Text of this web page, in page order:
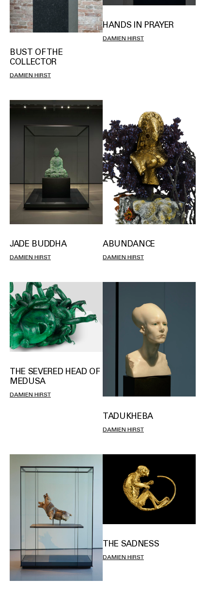
BUST OF THE
COLLECTOR
DAMIEN HIRST
HANDS IN PRAYER
DAMIEN HIRST
JADE BUDDHA
DAMIEN HIRST
ABUNDANCE
DAMIEN HIRST
THE SEVERED HEAD OF
MEDUSA
DAMIEN HIRST
TADUKHEBA
DAMIEN HIRST
THE SADNESS
DAMIEN HIRST